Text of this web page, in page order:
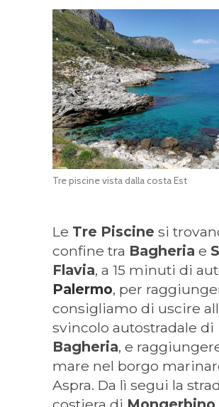
Tre piscine vista dalla costa Est
Le Tre Piscine si
confine tra Bagheria e
Flavia, a 15 minuti di
Palermo, per
consigliamo di uscire
svincolo autostradale di
Bagheria, e
mare nel borgo
Aspra. Da lì segui la